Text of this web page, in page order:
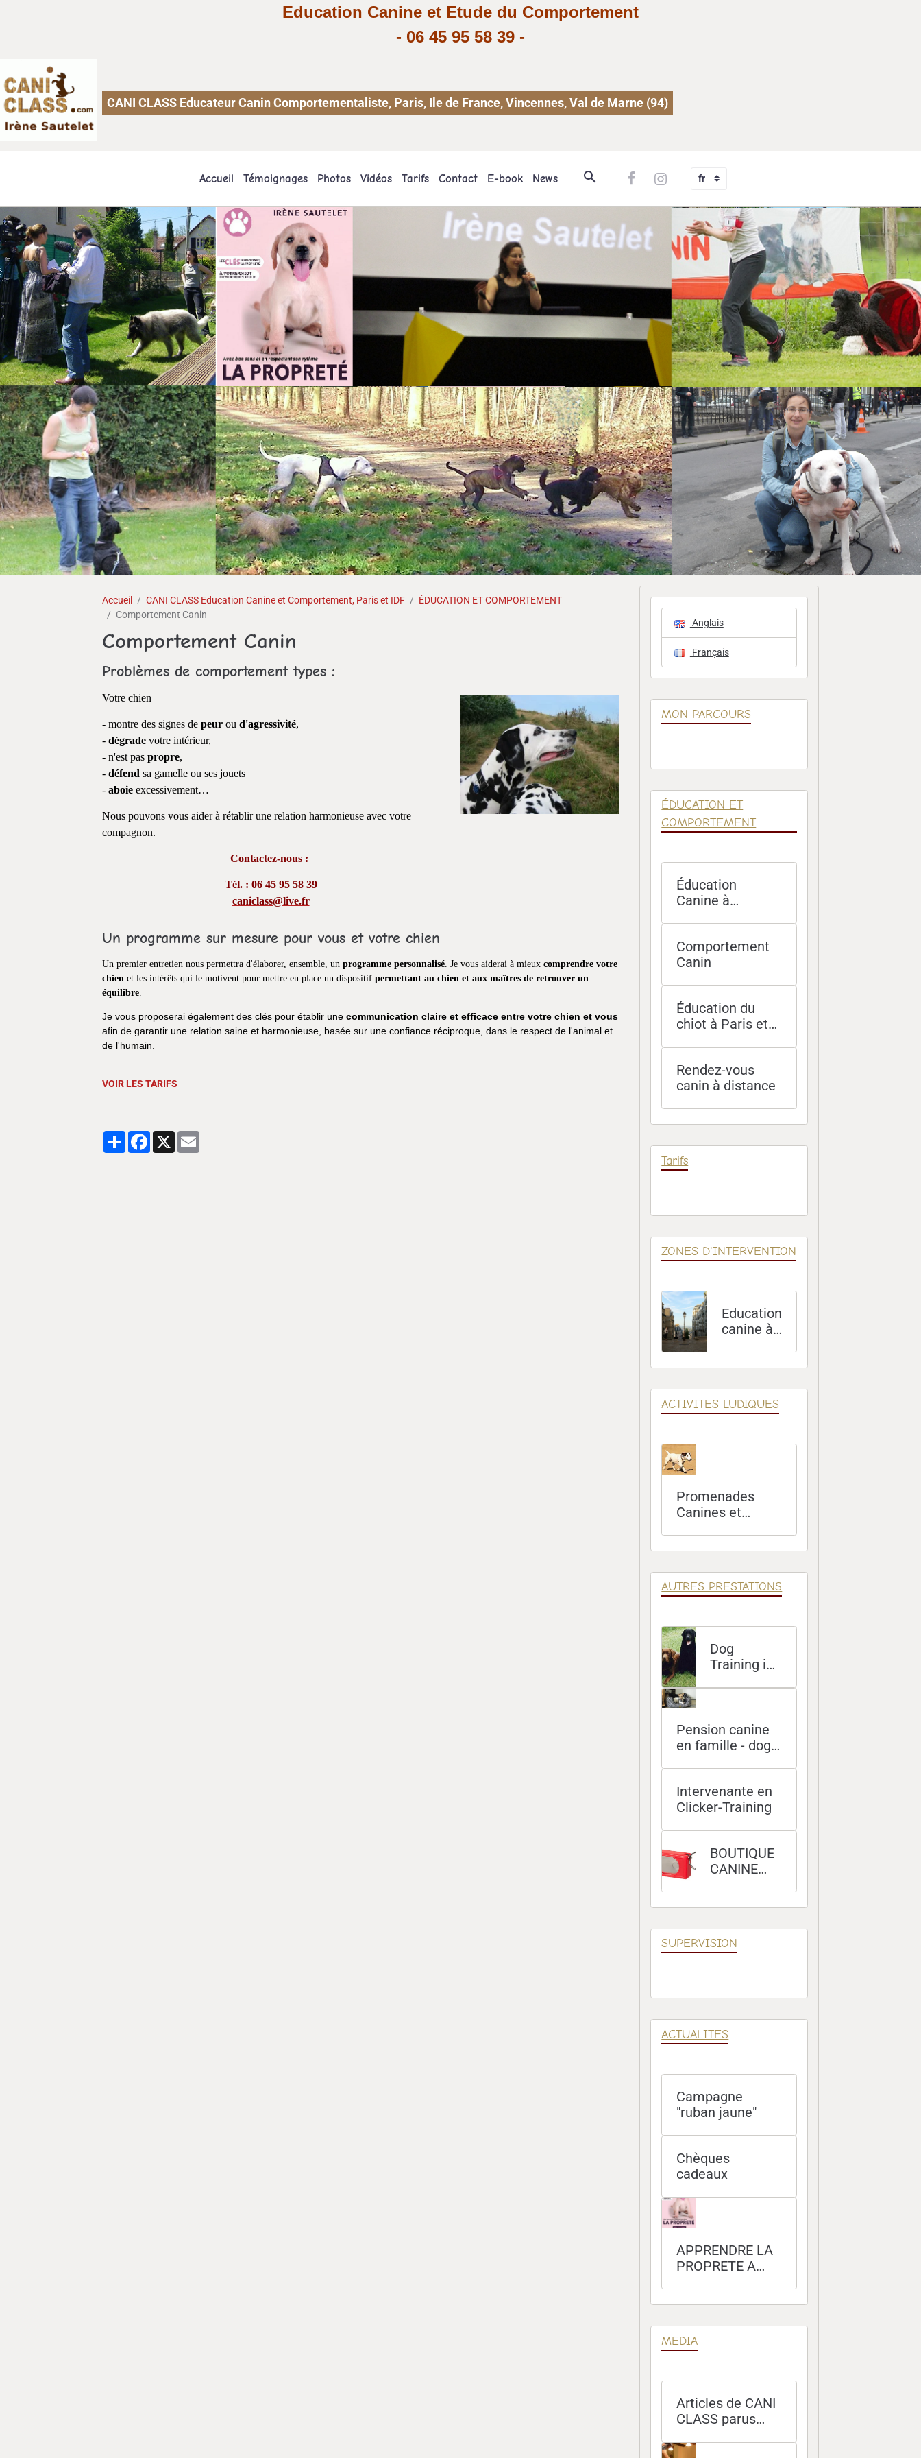
Education Canine et Etude du Comportement
- 06 45 95 58 39 -
CANI CLASS Educateur Canin Comportementaliste, Paris, Ile de France, Vincennes, Val de Marne (94)
Accueil Témoignages Photos Vidéos Tarifs Contact E-book News
Accueil CANI CLASS Education Canine et Comportement, Paris et IDF
ÉDUCATION ET COMPORTEMENT
Comportement Canin
Comportement Canin
Problèmes de comportement types :
Votre chien
- montre des signes depeur oud'agressivité,
-dégrade votre intérieur,
- n'est paspropre,
-défend sa gamelle ou ses jouets
-aboieexcessivement…
Nous pouvons vous aider à rétablir une relation harmonieuse avec votre
compagnon.
Contactez-nous :
Tél. : 06 45 95 58 39
caniclass@live.fr
Un programme sur mesure pour vous et votre chien
Un premier entretien nous permettra d'élaborer, ensemble, unprogramme personnalisé. Je vous aiderai à mieuxcomprendre votre
chien et les intérêts qui le motivent pour mettre en place un dispositifpermettant au chien et aux maîtres de retrouver un
équilibre.
Je vous proposerai également des clés pour établir unecommunication claire et efficace entre votre chien et vous
afin de garantir une relation saine et harmonieuse, basée sur une confiance réciproque, dans le respect de l'animal et
de l'humain.
VOIR LES TARIFS
PartagerFacebook
X
Anglais
Français
MON PARCOURS
ÉDUCATION ET
COMPORTEMENT
Éducation
Canine à
Comportement
Canin
Éducation du
chiot à Paris et
douces et
efficaces
Rendez-vous
canin à distance
Tarifs
ZONES D'INTERVENTION
Education
canine à
ACTIVITES LUDIQUES
Promenades
Canines et
AUTRES PRESTATIONS
Dog
Training in
Pension canine
en famille - dog
Intervenante en
Clicker-Training
BOUTIQUE
CANINE
SUPERVISION
ACTUALITES
Campagne
"ruban jaune"
Chèques
cadeaux
APPRENDRE LA
PROPRETE A
MEDIA
Articles de CANI
CLASS parus
magazines